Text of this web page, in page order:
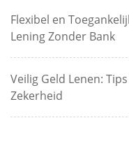
Flexibel en
Lening Zonder Bank
Veilig Geld Lenen:
Zekerheid